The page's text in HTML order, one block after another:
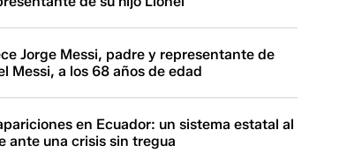
Jorge Messi, padre y representante de
Messi, a los 68 años de edad
en Ecuador: un sistema estatal al
ante una crisis sin tregua